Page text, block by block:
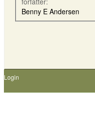
Benny E Andersen
Login